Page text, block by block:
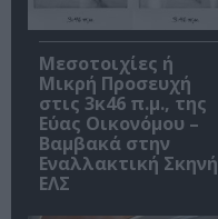
Μεσοτοιχίες ή
Μικρή Προσευχή
στις 3κ46 π.μ., της
Εύας Οικονόμου –
Βαμβακά στην
Εναλλακτική Σκηνή
ΕΛΣ